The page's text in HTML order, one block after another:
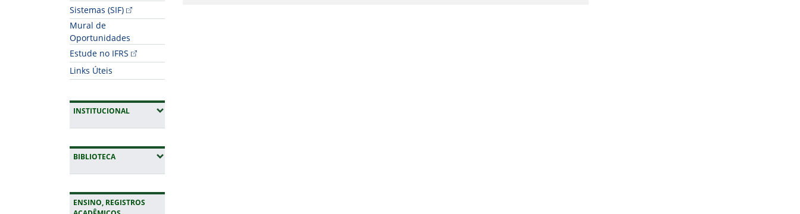
Sistemas (SIF)
Mural de
Oportunidades
Estude no IFRS
Links Úteis
INSTITUCIONAL(EXPANDIR SUBMENUS)
BIBLIOTECA(EXPANDIR SUBMENUS)
ENSINO, REGISTROS